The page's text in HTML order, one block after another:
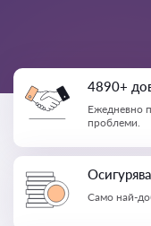
4890+
Ежедневно
проблеми.
Само най-